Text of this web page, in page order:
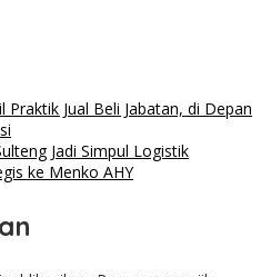
Praktik Jual Beli Jabatan, di Depan
Jadi Simpul Logistik
ke Menko AHY